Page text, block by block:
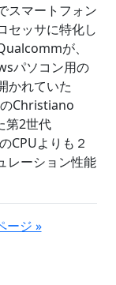
スマートフォン
セッサに特化し
が、
パソコン用の
かれていた
Christiano
第2世代
CPUよりも２
レーション性能
ージ »